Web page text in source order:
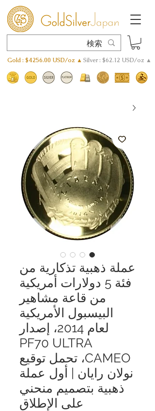
Gold : $4256.00 USD/oz ▲ Silver : $62.12 USD/oz ▲
عملة ذهبية تذكارية من
فئة 5 دولارات أمريكية
من قاعة مشاهير
البيسبول الأمريكية
لعام 2014، إصدار
PF70 ULTRA
CAMEO، تحمل توقيع
نولان رايان | أول عملة
ذهبية بتصميم منحني
على الإطلاق